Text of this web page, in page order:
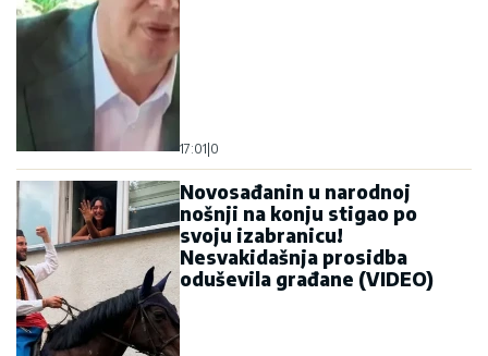
17:01 0
Novosađanin u narodnoj
nošnji na konju stigao po
svoju izabranicu!
Nesvakidašnja prosidba
oduševila građane (VIDEO)